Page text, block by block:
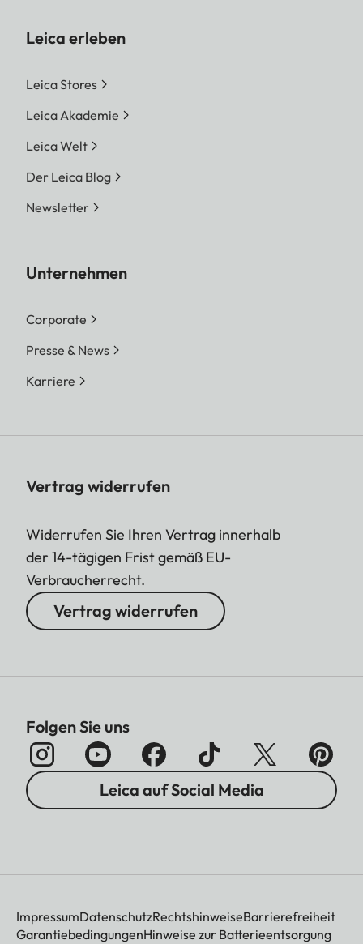
Leica erleben
Leica Stores
Leica Akademie
Leica Welt
Der Leica Blog
Newsletter
Unternehmen
Corporate
Presse & News
Karriere
Vertrag widerrufen
Widerrufen Sie Ihren Vertrag innerhalb
der 14-tägigen Frist gemäß EU-
Verbraucherrecht.
Vertrag widerrufen
Folgen Sie uns
Leica auf Social Media
ImpressumDatenschutzRechtshinweiseBarrierefreiheit
GarantiebedingungenHinweise zur Batterieentsorgung